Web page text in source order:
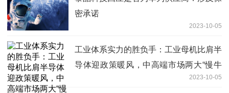
密承诺
2023-10-05
工业体系实力的胜负手：工业母机比肩半
导体迎政策暖风，中高端市场两大“慢牛
2023-10-05